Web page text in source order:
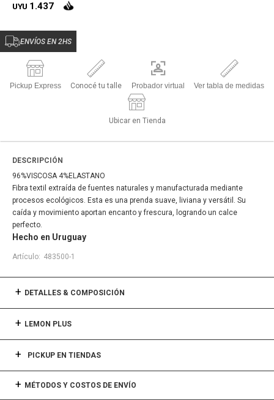
UYU 1.437
ENVÍOS EN 2HS
Pickup Express Conocé tu talle Probador virtual Ver tabla de medidas
Ubicar en Tienda
DESCRIPCIÓN
96%VISCOSA 4%ELASTANO
Fibra textil extraída de fuentes naturales y manufacturada mediante
procesos ecológicos. Esta es una prenda suave, liviana y versátil. Su
caída y movimiento aportan encanto y frescura, logrando un calce
perfecto.
Hecho en Uruguay
483500-1
DETALLES & COMPOSICIÓN
LEMON PLUS
PICKUP EN TIENDAS
MÉTODOS Y COSTOS DE ENVÍO